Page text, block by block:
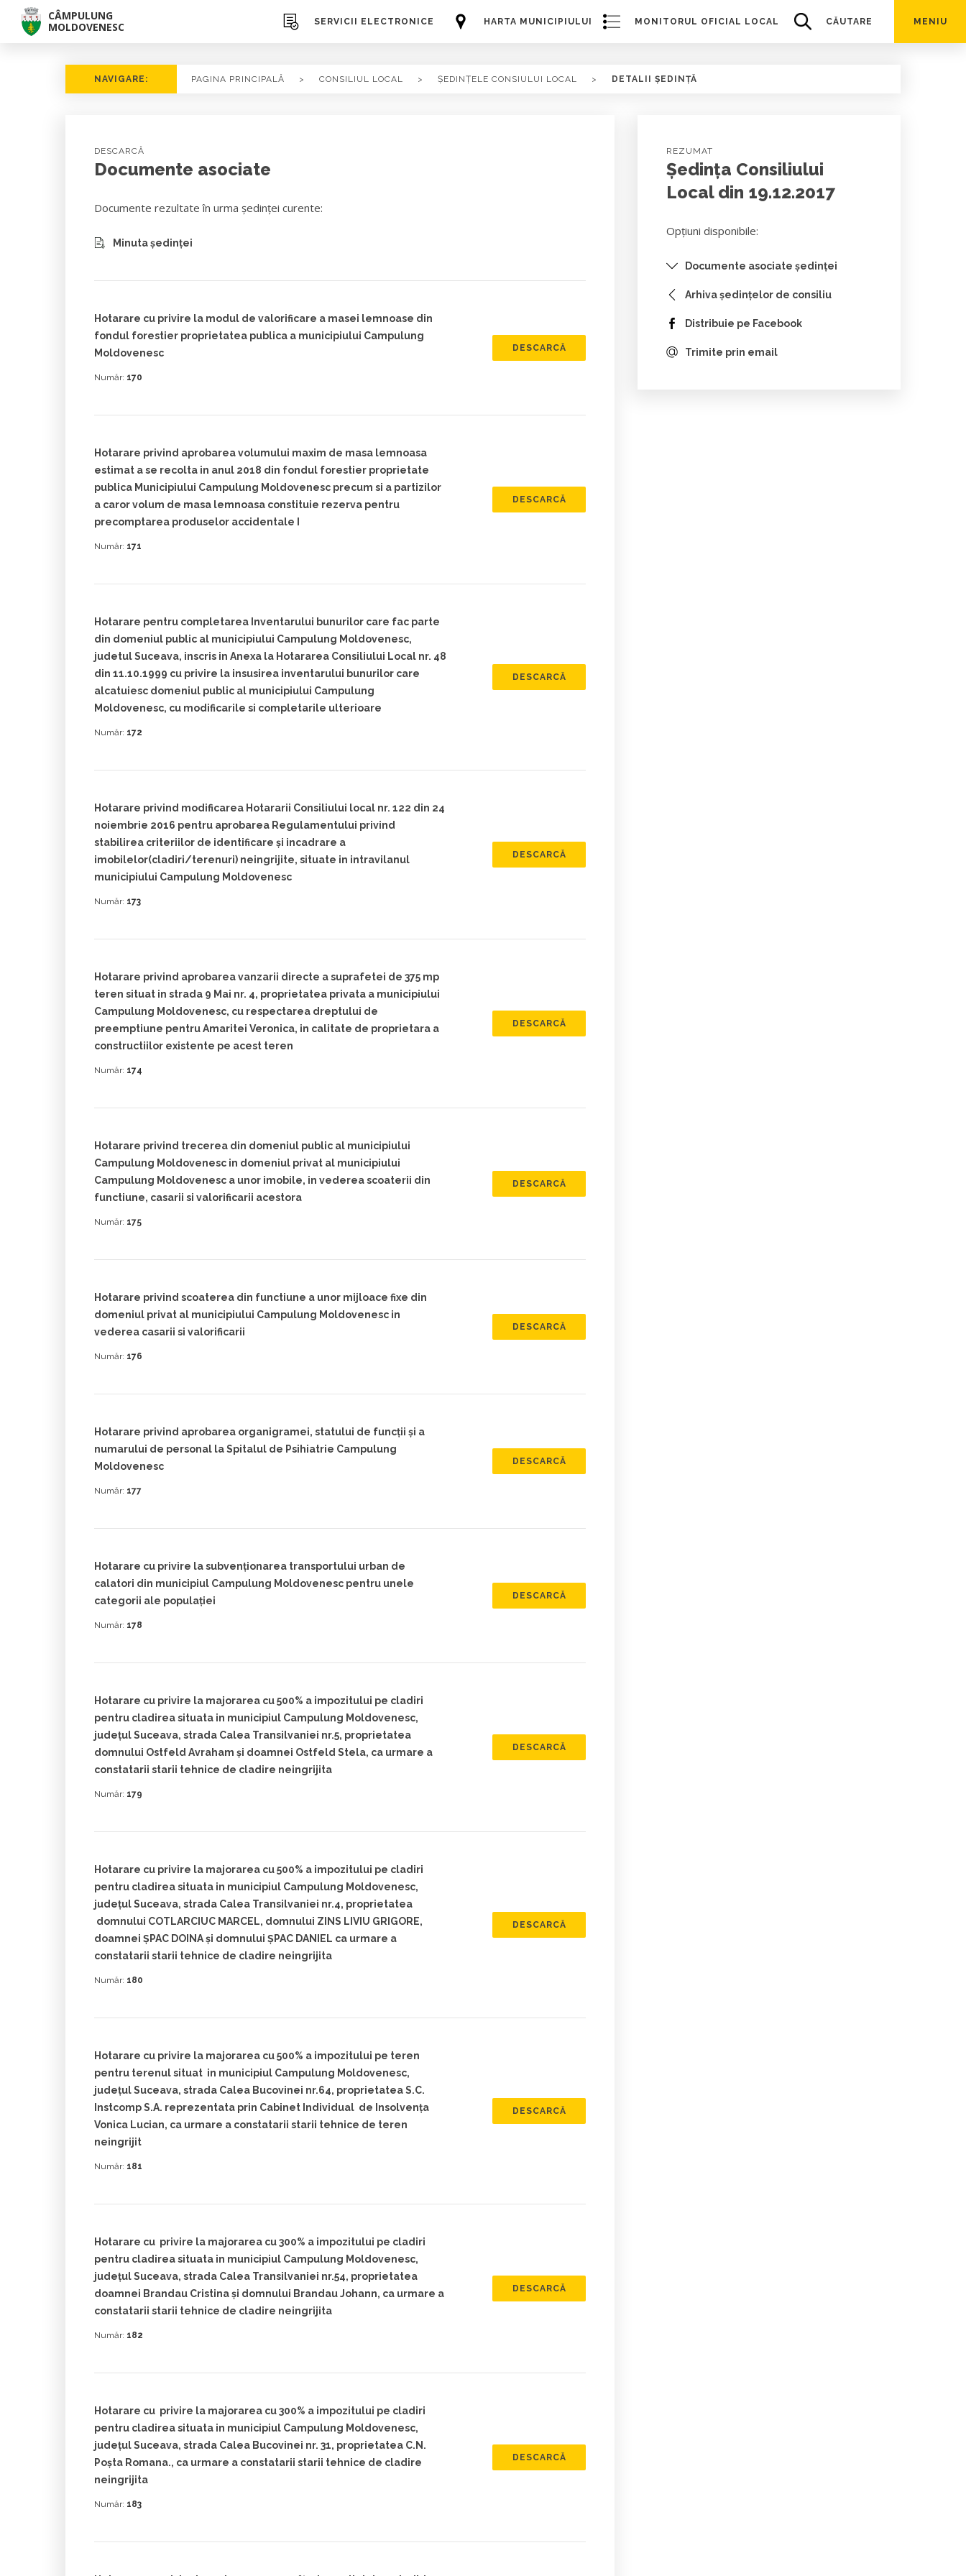
CÂMPULUNG
MOLDOVENESC
HARTA MUNICIPIULUI
SERVICII ELECTRONICE MONITORUL OFICIAL LOCAL CĂUTARE MENIU
NAVIGARE: PAGINA PRINCIPALĂ > CONSILIUL LOCAL > ȘEDINȚELE CONSIULUI LOCAL > DETALII ȘEDINȚĂ
DESCARCĂ
Documente asociate
Documente rezultate în urma ședinței curente:
Minuta ședinței
Hotarare cu privire la modul de valorificare a masei lemnoase din
fondul forestier proprietatea publica a municipiului Campulung
Moldovenesc
Număr: 170
DESCARCĂ
Hotarare privind aprobarea volumului maxim de masa lemnoasa
estimat a se recolta in anul 2018 din fondul forestier proprietate
publica Municipiului Campulung Moldovenesc precum si a partizilor
a caror volum de masa lemnoasa constituie rezerva pentru
precomptarea produselor accidentale I
Număr: 171
DESCARCĂ
Hotarare pentru completarea Inventarului bunurilor care fac parte
din domeniul public al municipiului Campulung Moldovenesc,
judetul Suceava, inscris in Anexa la Hotararea Consiliului Local nr. 48
din 11.10.1999 cu privire la insusirea inventarului bunurilor care
alcatuiesc domeniul public al municipiului Campulung
Moldovenesc, cu modificarile si completarile ulterioare
Număr: 172
DESCARCĂ
Hotarare privind modificarea Hotararii Consiliului local nr. 122 din 24
noiembrie 2016 pentru aprobarea Regulamentului privind
stabilirea criteriilor de identificare şi incadrare a
imobilelor(cladiri/terenuri) neingrijite, situate in intravilanul
municipiului Campulung Moldovenesc
Număr: 173
DESCARCĂ
Hotarare privind aprobarea vanzarii directe a suprafetei de 375 mp
teren situat in strada 9 Mai nr. 4, proprietatea privata a municipiului
Campulung Moldovenesc, cu respectarea dreptului de
preemptiune pentru Amaritei Veronica, in calitate de proprietara a
constructiilor existente pe acest teren
Număr: 174
DESCARCĂ
Hotarare privind trecerea din domeniul public al municipiului
Campulung Moldovenesc in domeniul privat al municipiului
Campulung Moldovenesc a unor imobile, in vederea scoaterii din
functiune, casarii si valorificarii acestora
Număr: 175
DESCARCĂ
Hotarare privind scoaterea din functiune a unor mijloace fixe din
domeniul privat al municipiului Campulung Moldovenesc in
vederea casarii si valorificarii
Număr: 176
DESCARCĂ
Hotarare privind aprobarea organigramei, statului de funcţii şi a
numarului de personal la Spitalul de Psihiatrie Campulung
Moldovenesc
Număr: 177
DESCARCĂ
Hotarare cu privire la subvenţionarea transportului urban de
calatori din municipiul Campulung Moldovenesc pentru unele
categorii ale populaţiei
Număr: 178
DESCARCĂ
Hotarare cu privire la majorarea cu 500% a impozitului pe cladiri
pentru cladirea situata in municipiul Campulung Moldovenesc,
judeţul Suceava, strada Calea Transilvaniei nr.5, proprietatea
domnului Ostfeld Avraham şi doamnei Ostfeld Stela, ca urmare a
constatarii starii tehnice de cladire neingrijita
Număr: 179
DESCARCĂ
Hotarare cu privire la majorarea cu 500% a impozitului pe cladiri
pentru cladirea situata in municipiul Campulung Moldovenesc,
judeţul Suceava, strada Calea Transilvaniei nr.4, proprietatea
domnului COTLARCIUC MARCEL, domnului ZINS LIVIU GRIGORE,
doamnei ŞPAC DOINA şi domnului ŞPAC DANIEL ca urmare a
constatarii starii tehnice de cladire neingrijita
Număr: 180
DESCARCĂ
Hotarare cu privire la majorarea cu 500% a impozitului pe teren
pentru terenul situat in municipiul Campulung Moldovenesc,
judeţul Suceava, strada Calea Bucovinei nr.64, proprietatea S.C.
Instcomp S.A. reprezentata prin Cabinet Individual de Insolvenţa
Vonica Lucian, ca urmare a constatarii starii tehnice de teren
neingrijit
Număr: 181
DESCARCĂ
Hotarare cu privire la majorarea cu 300% a impozitului pe cladiri
pentru cladirea situata in municipiul Campulung Moldovenesc,
judeţul Suceava, strada Calea Transilvaniei nr.54, proprietatea
doamnei Brandau Cristina şi domnului Brandau Johann, ca urmare a
constatarii starii tehnice de cladire neingrijita
Număr: 182
DESCARCĂ
Hotarare cu privire la majorarea cu 300% a impozitului pe cladiri
pentru cladirea situata in municipiul Campulung Moldovenesc,
judeţul Suceava, strada Calea Bucovinei nr. 31, proprietatea C.N.
Poşta Romana., ca urmare a constatarii starii tehnice de cladire
neingrijita
Număr: 183
DESCARCĂ
REZUMAT
Ședința Consiliului
Local din 19.12.2017
Opțiuni disponibile:
Documente asociate ședinței
Arhiva ședințelor de consiliu
Distribuie pe Facebook
Trimite prin email